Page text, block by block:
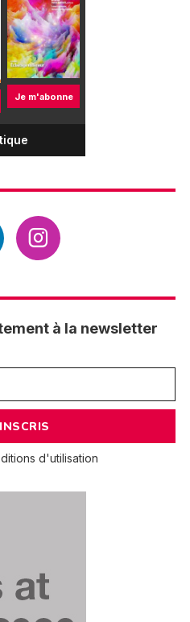
Je m'abonne
à la newsletter
d'utilisation